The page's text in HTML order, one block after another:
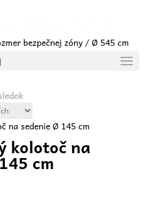
bezpečnej zóny / Ø 545 cm
kolotoč na
cm